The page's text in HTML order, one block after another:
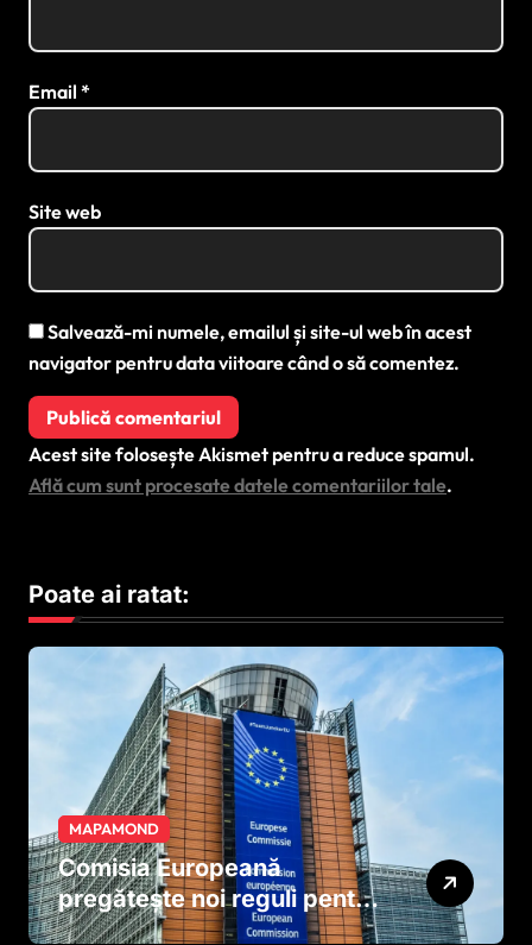
Email *
Site web
Salvează-mi numele, emailul și site-ul web în acest
navigator pentru data viitoare când o să comentez.
Acest site folosește Akismet pentru a reduce spamul.
Află cum sunt procesate datele comentariilor tale.
Poate ai ratat:
MAPAMOND
Comisia Europeană
pregătește noi reguli pentru
tutun și țigările electronice